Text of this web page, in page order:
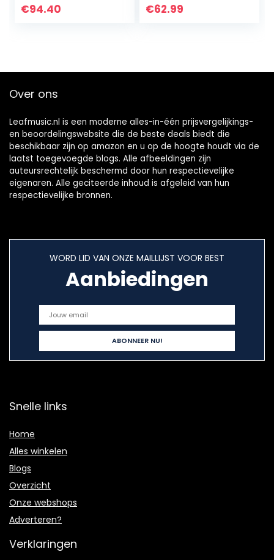
aanslaggevoelige
€94.40
toetsenbord.
€62.99
Over ons
Leafmusic.nl is een moderne alles-in-één prijsvergelijkings-
en beoordelingswebsite die de beste deals biedt die
beschikbaar zijn op amazon en u op de hoogte houdt via de
laatst toegevoegde blogs. Alle afbeeldingen zijn
auteursrechtelijk beschermd door hun respectievelijke
eigenaren. Alle geciteerde inhoud is afgeleid van hun
respectievelijke bronnen.
WORD LID VAN ONZE MAILLIJST VOOR BEST
Aanbiedingen
Snelle links
Home
Alles winkelen
Blogs
Overzicht
Onze webshops
Adverteren?
Verklaringen